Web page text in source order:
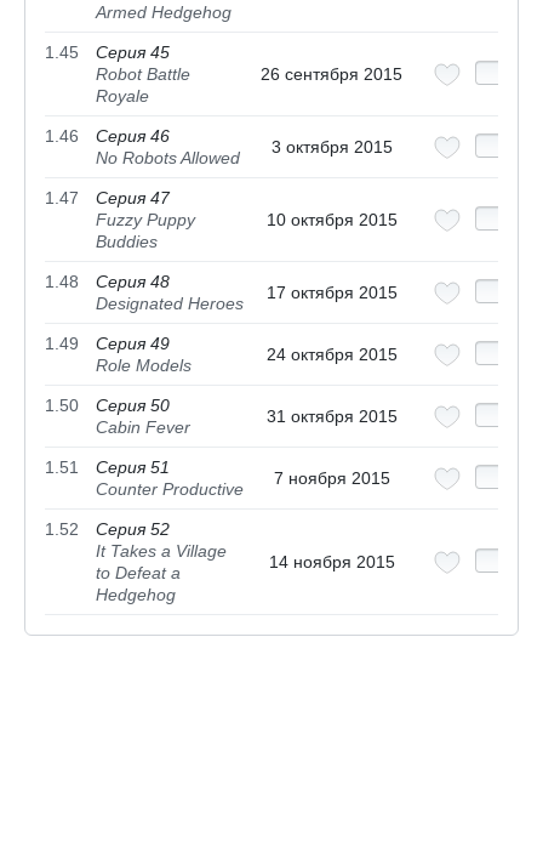
Armed Hedgehog
1.45
Серия 45
Robot Battle
Royale
26 сентября 2015
1.46
Серия 46
No Robots Allowed
3 октября 2015
1.47
Серия 47
Fuzzy Puppy
Buddies
10 октября 2015
1.48
Серия 48
Designated Heroes
17 октября 2015
1.49
Серия 49
Role Models
24 октября 2015
1.50
Серия 50
Cabin Fever
31 октября 2015
1.51
Серия 51
Counter Productive
7 ноября 2015
1.52
Серия 52
It Takes a Village
to Defeat a
Hedgehog
14 ноября 2015